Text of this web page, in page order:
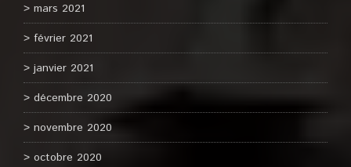
mars 2021
février 2021
janvier 2021
décembre 2020
novembre 2020
octobre 2020